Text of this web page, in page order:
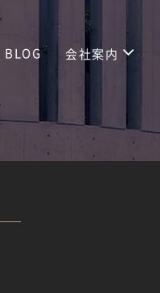
BLOG 会社案内